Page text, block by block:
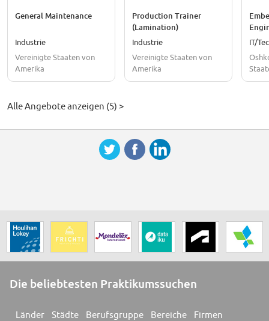
General Maintenance
Industrie
Vereinigte Staaten von
Amerika
Production Trainer
(Lamination)
Industrie
Vereinigte Staaten von
Amerika
IT/
Alle Angebote anzeigen (5) >
Die beliebtesten Praktikumssuchen
Länder Städte Berufsgruppe Bereiche Firmen